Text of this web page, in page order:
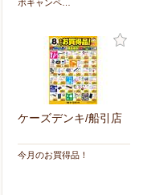
ボキャンペ…
ケーズデンキ/船引店
今月のお買得品！